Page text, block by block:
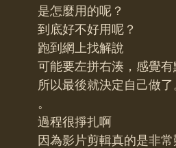
是怎麼用的呢？
到底好不好用呢？
跑到網上找解說
可能要左拼右湊，感覺有
所以最後就決定自己做了
。
過程很掙扎啊
因為影片剪輯真的是非常